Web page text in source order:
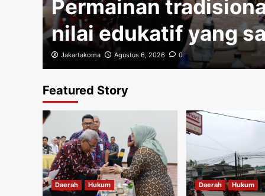
Permainan
nilai edukatif yang
Jakartakoma Agustus 6, 2026 0
Featured Story
Daerah Hukum Daerah Hukum